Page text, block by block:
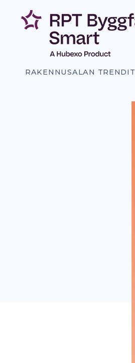
sisältöön
RAKENNUSALAN TRENDIT